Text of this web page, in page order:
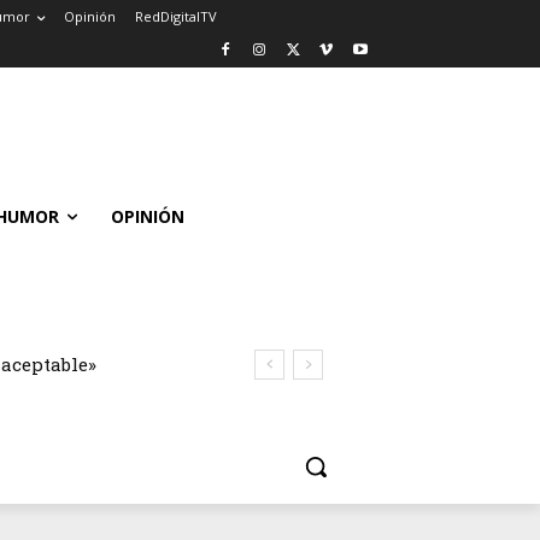
Opinión RedDigitalTV
OPINIÓN